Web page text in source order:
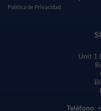
Política de Privacidad
Unit 1
Teléfono: